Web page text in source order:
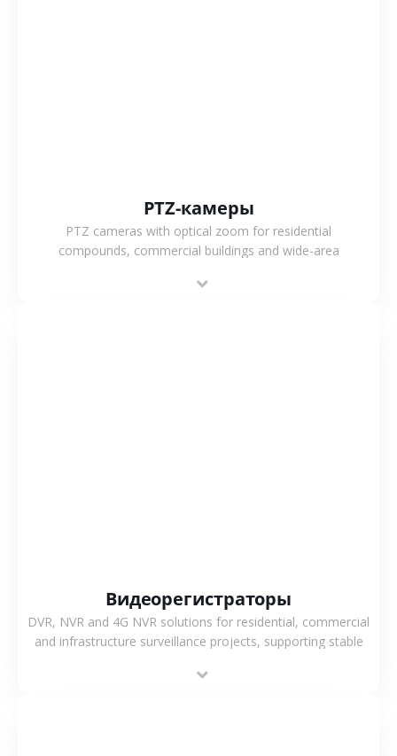
PTZ-камеры
PTZ cameras with optical zoom for residential
compounds, commercial buildings and wide-area
flexible coverage.
Видеорегистраторы
DVR, NVR and 4G NVR solutions for residential, commercial
and infrastructure surveillance projects, supporting stable